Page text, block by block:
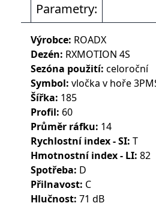
Parametry:
Výrobce: ROADX
Dezén: RXMOTION 4S
Sezóna použití: celoroční
Symbol: vločka v hoře
Šířka: 185
Profil: 60
Průměr ráfku: 14
Rychlostní index - SI: T
Hmotnostní index - LI: 82
Spotřeba: D
Přilnavost: C
Hlučnost: 71 dB